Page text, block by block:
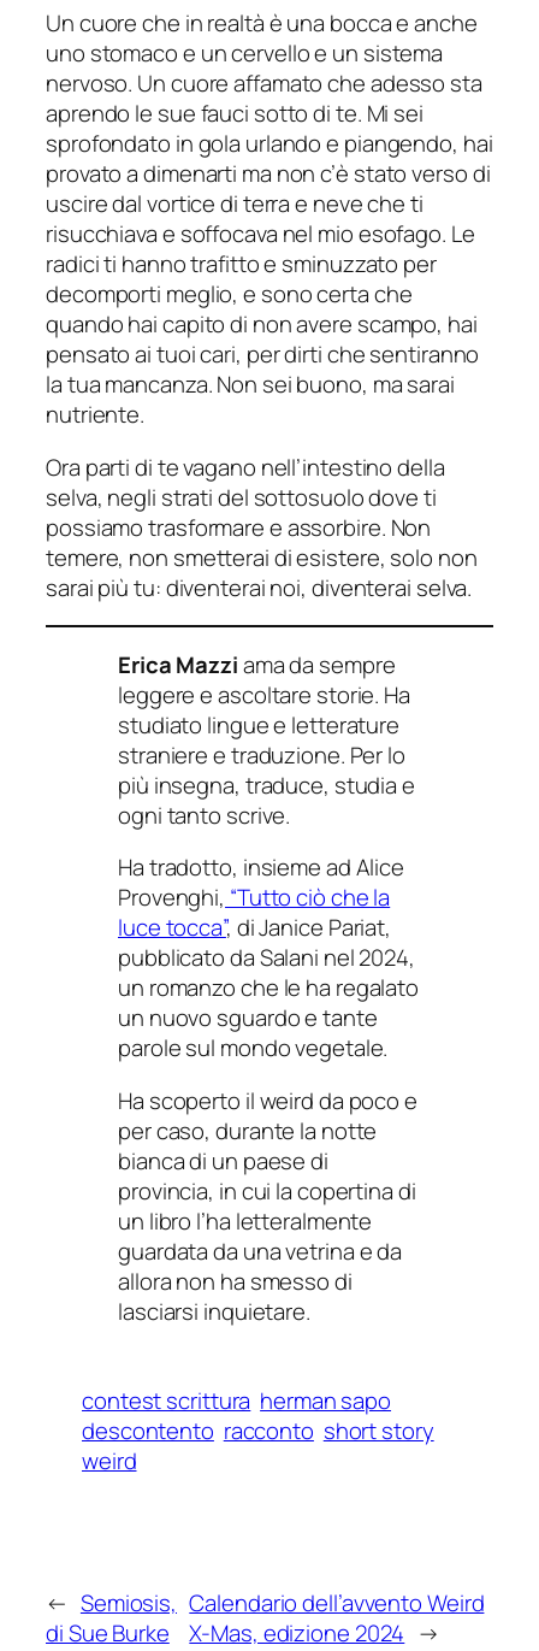
Un cuore che in realtà è una bocca e anche
uno stomaco e un cervello e un sistema
nervoso. Un cuore affamato che adesso sta
aprendo le sue fauci sotto di te. Mi sei
sprofondato in gola urlando e piangendo, hai
provato a dimenarti ma non c’è stato verso di
uscire dal vortice di terra e neve che ti
risucchiava e soffocava nel mio esofago. Le
radici ti hanno trafitto e sminuzzato per
decomporti meglio, e sono certa che
quando hai capito di non avere scampo, hai
pensato ai tuoi cari, per dirti che sentiranno
la tua mancanza. Non sei buono, ma sarai
nutriente.
Ora parti di te vagano nell’intestino della
selva, negli strati del sottosuolo dove ti
possiamo trasformare e assorbire. Non
temere, non smetterai di esistere, solo non
sarai più tu: diventerai noi, diventerai selva.
Erica Mazziama da sempre
leggere e ascoltare storie. Ha
studiato lingue e letterature
straniere e traduzione. Per lo
più insegna, traduce, studia e
ogni tanto scrive.
Ha tradotto, insieme ad Alice
Provenghi, “Tutto ciò che la
luce tocca”, di Janice Pariat,
pubblicato da Salani nel 2024,
un romanzo che le ha regalato
un nuovo sguardo e tante
parole sul mondo vegetale.
Ha scoperto il weird da poco e
per caso, durante la notte
bianca di un paese di
provincia, in cui la copertina di
un libro l’ha letteralmente
guardata da una vetrina e da
allora non ha smesso di
lasciarsi inquietare.
contest scrittura herman sapo
descontento racconto short story
weird
← Semiosis,
di Sue Burke
Calendario dell’avvento Weird
X-Mas, edizione 2024 →